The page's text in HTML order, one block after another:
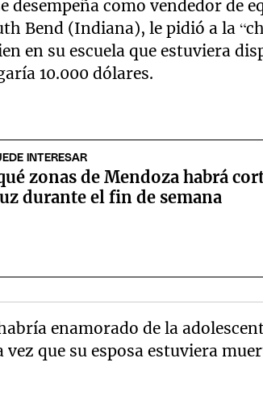
desempeña como vendedor de
Bend (Indiana), le pidió a la
en su escuela que estuviera
10.000 dólares.
INTERESAR
zonas de Mendoza habrá
durante el fin de semana
enamorado de la
que su esposa estuviera